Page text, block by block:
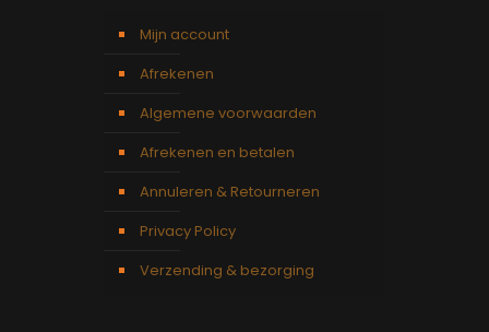
Mijn account
Afrekenen
Algemene voorwaarden
Afrekenen en betalen
Annuleren & Retourneren
Privacy Policy
Verzending & bezorging